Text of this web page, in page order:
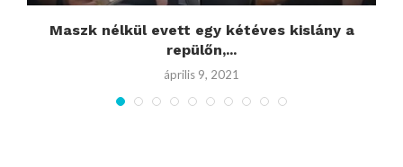
Maszk nélkül evett egy kétéves kislány a
repülőn,...
április 9, 2021